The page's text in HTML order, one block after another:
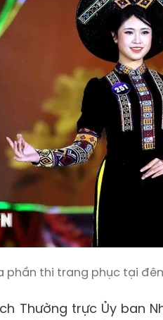
phần thi trang phục tại
Thường trực Ủy ban